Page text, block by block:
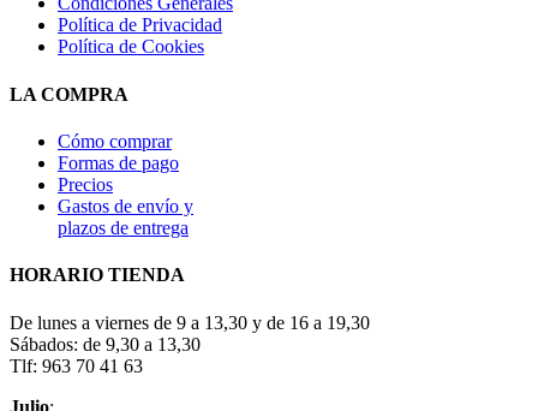
Política de Privacidad
Política de Cookies
LA COMPRA
Cómo comprar
Formas de pago
Precios
Gastos de envío y
plazos de entrega
HORARIO TIENDA
De lunes a viernes de 9 a 13,30 y de 16 a 19,30
Sábados: de 9,30 a 13,30
Tlf: 963 70 41 63
Julio: